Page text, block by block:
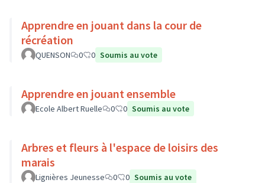
Apprendre en jouant dans la cour de
récréation
QUENSON 0 0 Soumis au vote
Apprendre en jouant ensemble
Ecole Albert Ruelle 0 0 Soumis au vote
Arbres et fleurs à l'espace de loisirs des
marais
Lignières Jeunesse 0 0 Soumis au vote